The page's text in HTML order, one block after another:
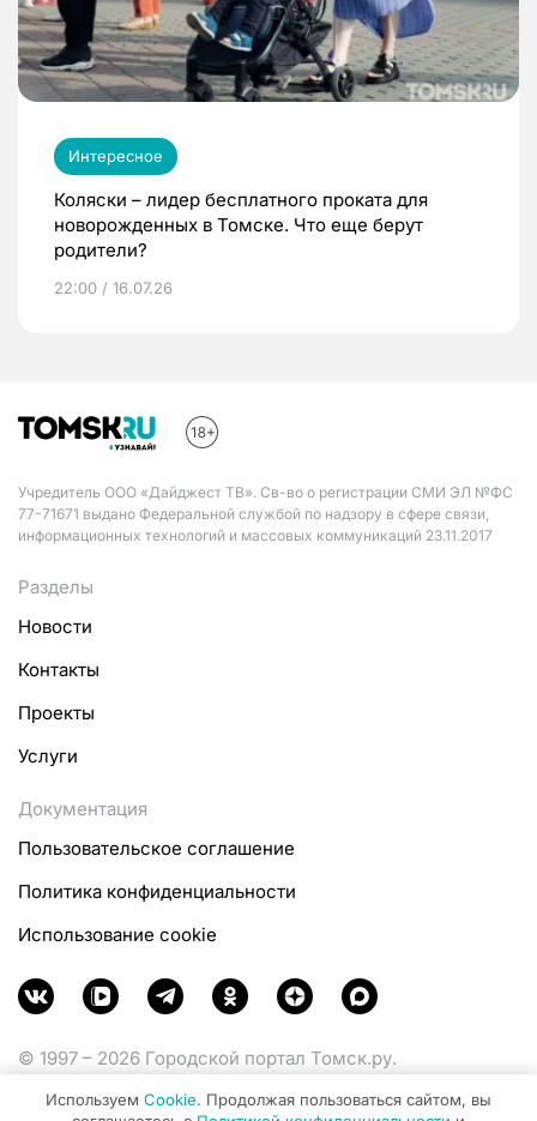
Интересное
Коляски – лидер бесплатного проката для
новорожденных в Томске. Что еще берут
родители?
22:00 / 16.07.26
Учредитель ООО «Дайджест ТВ». Св-во о регистрации СМИ ЭЛ №ФС
77-71671 выдано Федеральной службой по надзору в сфере связи,
информационных технологий и массовых коммуникаций 23.11.2017
Разделы
Новости
Контакты
Проекты
Услуги
Документация
Пользовательское соглашение
Политика конфиденциальности
Использование cookie
© 1997 – 2026 Городской портал Томск.ру.
Министерства цифрового развития, связи и массовых
Используем Cookie. Продолжая пользоваться сайтом, вы